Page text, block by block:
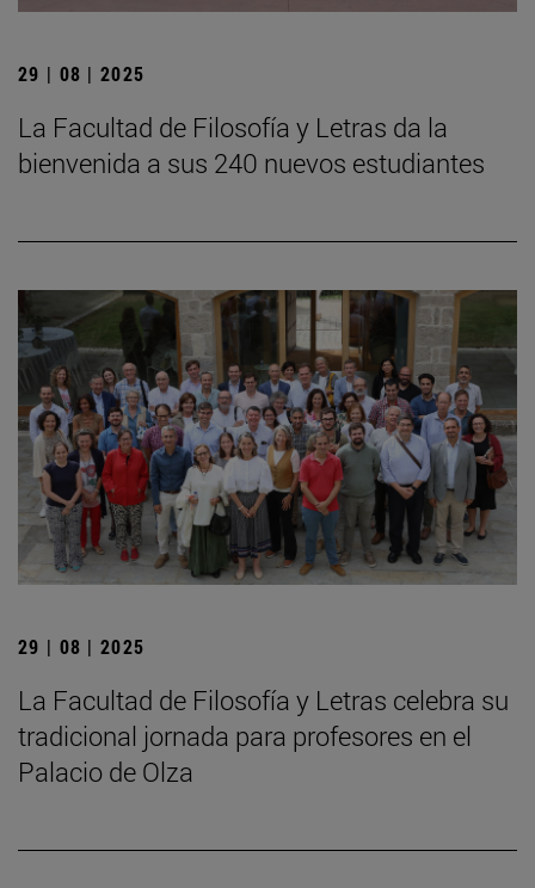
29 | 08 | 2025
La Facultad de Filosofía y Letras da la
bienvenida a sus 240 nuevos estudiantes
29 | 08 | 2025
La Facultad de Filosofía y Letras celebra su
tradicional jornada para profesores en el
Palacio de Olza